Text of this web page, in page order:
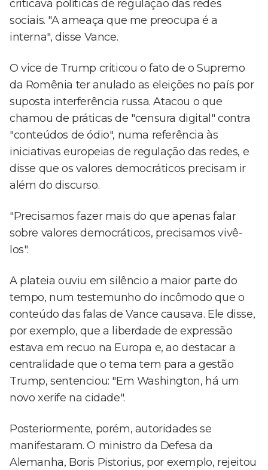
criticava políticas de regulação das redes
sociais. "A ameaça que me preocupa é a
interna", disse Vance.
O vice de Trump criticou o fato de o Supremo
da Romênia ter anulado as eleições no país por
suposta interferência russa. Atacou o que
chamou de práticas de "censura digital" contra
"conteúdos de ódio", numa referência às
iniciativas europeias de regulação das redes, e
disse que os valores democráticos precisam ir
além do discurso.
"Precisamos fazer mais do que apenas falar
sobre valores democráticos, precisamos vivê-
los".
A plateia ouviu em silêncio a maior parte do
tempo, num testemunho do incômodo que o
conteúdo das falas de Vance causava. Ele disse,
por exemplo, que a liberdade de expressão
estava em recuo na Europa e, ao destacar a
centralidade que o tema tem para a gestão
Trump, sentenciou: "Em Washington, há um
novo xerife na cidade".
Posteriormente, porém, autoridades se
manifestaram. O ministro da Defesa da
Alemanha, Boris Pistorius, por exemplo, rejeitou